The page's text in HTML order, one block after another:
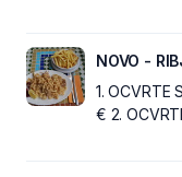
NOVO -
1. OCVRTE
€ 2.